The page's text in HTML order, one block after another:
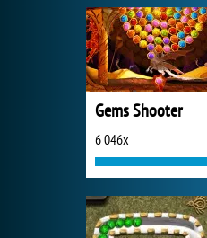
Gems Shooter
6 046x